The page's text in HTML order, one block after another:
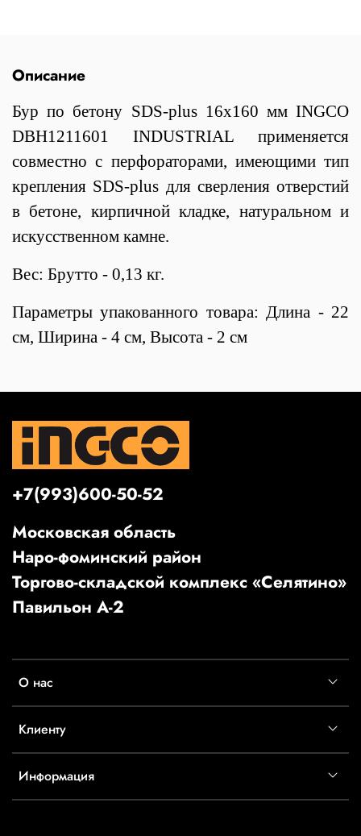
Описание
Бур по бетону SDS-plus 16х160 мм INGCO
DBH1211601 INDUSTRIAL применяется
совместно с перфораторами, имеющими тип
крепления SDS-plus для сверления отверстий
в бетоне, кирпичной кладке, натуральном и
искусственном камне.
Вес: Брутто - 0,13 кг.
Параметры упакованного товара: Длина - 22
см, Ширина - 4 см, Высота - 2 см
О нас
Клиенту
Информация
+7(993)600-50-52
Московская область
Наро-фоминский район
Торгово-складской комплекс «Селятино»
Павильон А-2